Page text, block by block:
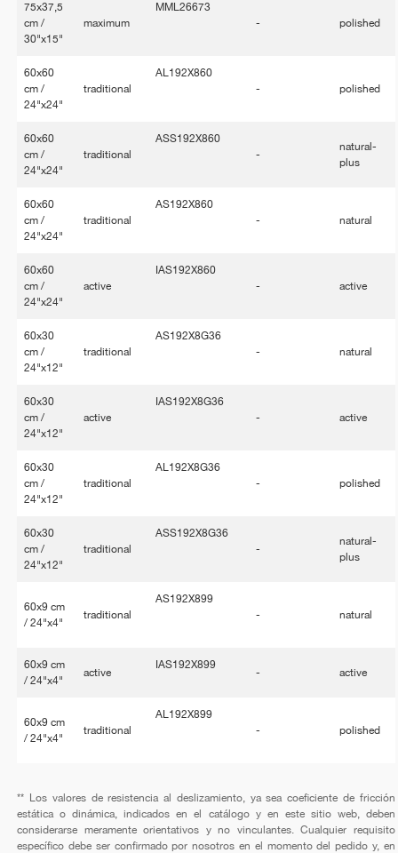
75x37,5
cm /
30"x15"
maximum
MML26673
-
polished
60x60
cm /
24"x24"
traditional
AL192X860
-
polished
60x60
cm /
24"x24"
traditional
ASS192X860
-
natural-
plus
60x60
cm /
24"x24"
traditional
AS192X860
-
natural
60x60
cm /
24"x24"
active
IAS192X860
-
active
60x30
cm /
24"x12"
traditional
AS192X8G36
-
natural
60x30
cm /
24"x12"
active
IAS192X8G36
-
active
60x30
cm /
24"x12"
traditional
AL192X8G36
-
polished
60x30
cm /
24"x12"
traditional
ASS192X8G36
-
natural-
plus
60x9 cm
/ 24"x4"
traditional
AS192X899
-
natural
60x9 cm
/ 24"x4"
active
IAS192X899
- active
60x9 cm
/ 24"x4"
traditional
AL192X899
-
polished
** Los valores de resistencia al deslizamiento, ya sea coeficiente de fricción
estática o dinámica, indicados en el catálogo y en este sitio web, deben
considerarse meramente orientativos y no vinculantes. Cualquier requisito
específico debe ser confirmado por nosotros en el momento del pedido y, en